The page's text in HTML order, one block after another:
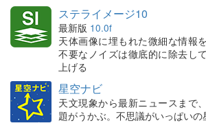
ステライメージ10
最新版 10.0f
天体画像に埋もれた微細な情報
不要なノイズは徹底的に除去し
上げる
星空ナビ
天文現象から最新ニュースまで
題がうかぶ。不思議がいっぱいの